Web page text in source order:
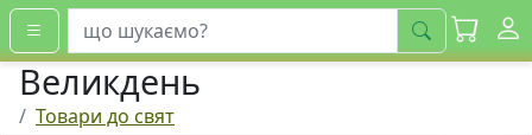
шукати
Великдень
Товари до свят